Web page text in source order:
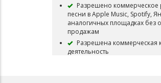
Разрешено коммерческое
песни в Apple Music, Spotify,
аналогичных площадках без
продажам
Разрешена коммерческая
деятельность